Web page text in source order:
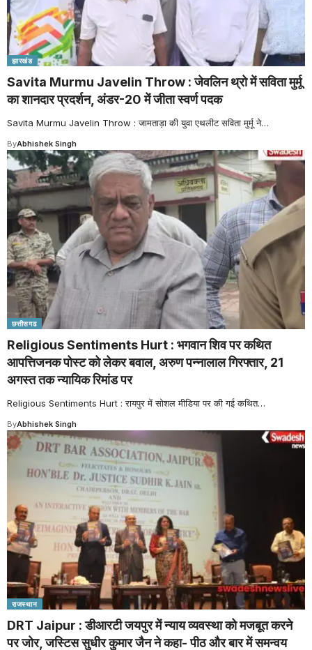
झारखंड
Savita Murmu Javelin Throw : जेवलिन थ्रो में सविता मुर्मू
का शानदार प्रदर्शन, अंडर-20 में जीता स्वर्ण पदक
Savita Murmu Javelin Throw : जामताड़ा की युवा एथलीट सविता मुर्मू ने…
ByAbhishek Singh
छत्तीसगढ
Religious Sentiments Hurt : भगवान शिव पर कथित
आपत्तिजनक पोस्ट को लेकर बवाल, अरुण पन्नालाल गिरफ्तार, 21
अगस्त तक न्यायिक रिमांड पर
Religious Sentiments Hurt : रायपुर में सोशल मीडिया पर की गई कथित…
ByAbhishek Singh
राजस्थान
DRT Jaipur : डीआरटी जयपुर में न्याय व्यवस्था को मजबूत करने
पर जोर, जस्टिस सुधीर कुमार जैन ने कहा- पीठ और बार में समन्वय